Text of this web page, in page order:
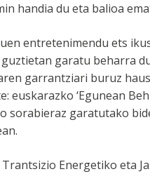
handia du eta balioa
entretenimendu ets
garatu beharra
garrantziari buruz
‘Egunean
sorabieraz garatutako
Energetiko eta